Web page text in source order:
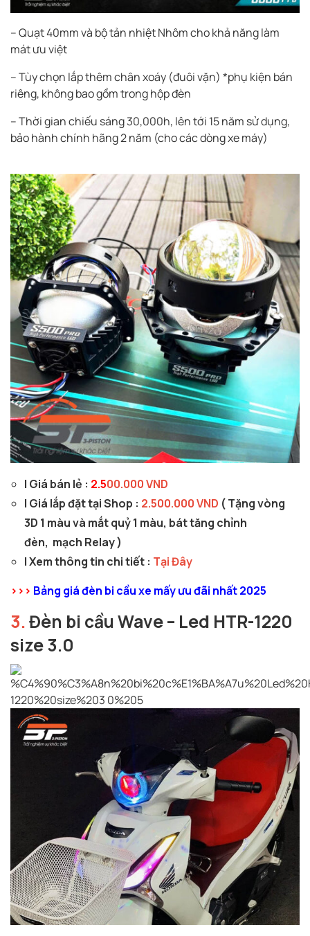
– Quạt 40mm và bộ tản nhiệt Nhôm cho khả năng làm
mát ưu việt
– Tùy chọn lắp thêm chân xoáy (đuôi vặn) *phụ kiện bán
riêng, không bao gồm trong hộp đèn
– Thời gian chiếu sáng 30,000h, lên tới 15 năm sử dụng,
bảo hành chính hãng 2 năm (cho các dòng xe máy)
| Giá bán lẻ : 2.500.000 VND
| Giá lắp đặt tại Shop : 2.500.000 VND ( Tặng vòng
3D 1 màu và mắt quỷ 1 màu, bát tăng chỉnh
đèn, mạch Relay )
| Xem thông tin chi tiết : Tại Đây
>>> Bảng giá đèn bi cầu xe mấy ưu đãi nhất 2025
3.Đèn bi cầu Wave – Led HTR-1220
size 3.0